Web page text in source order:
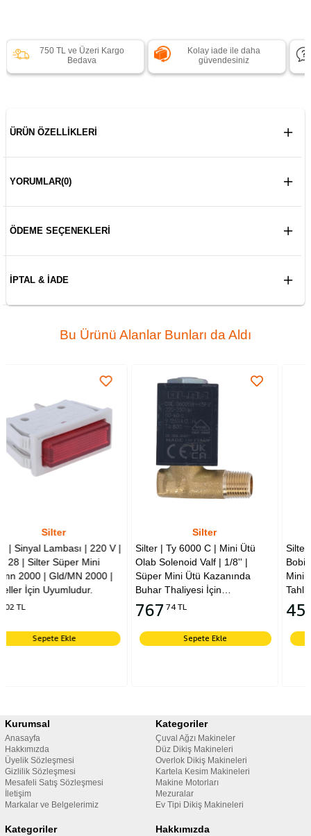
750 TL ve Üzeri Kargo
Bedava
Kolay iade ile daha
güvendesiniz
ÜRÜN ÖZELLIKLERI
YORUMLAR(0)
ÖDEME SEÇENEKLERI
İPTAL & İADE
Bu Ürünü Alanlar Bunları da Aldı
220 V |
|
Silter | Ty 6000 C | Mini Ütü
Olab Solenoid Valf | 1/8'' |
Süper Mini Ütü Kazanında
Buhar Thaliyesi İçin
Sepete Ekle
Silter | Olab Soleniod
Bobini | 1/8 | Ts6000bh |
Mini Ütülerde Kazandan
Tahliyesi İçin Kullanılır.
Sepete Ekle
Kurumsal
Anasayfa
Hakkımızda
Üyelik Sözleşmesi
Gizlilik Sözleşmesi
Mesafeli Satış Sözleşmesi
İletişim
Markalar ve Belgelerimiz
Kategoriler
Çuval Ağzı Makineler
Düz Dikiş Makineleri
Overlok Dikiş Makineleri
Kartela Kesim Makineleri
Makine Motorları
Mezuralar
Ev Tipi Dikiş Makineleri
Kategoriler Hakkımızda